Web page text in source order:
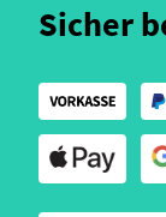
Sicher